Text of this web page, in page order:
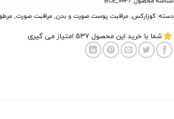
دسته:کوزارکس, مراقبت پوست صورت و بدن, مراقبت صورت,
شما با خرید این محصول 537 امتیاز می گیری